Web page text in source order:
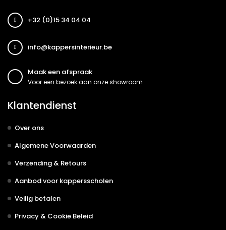
+32 (0)15 34 04 04
info@kappersinterieur.be
Maak een afspraak
Voor een bezoek aan onze showroom
Klantendienst
Over ons
Algemene Voorwaarden
Verzending & Retours
Aanbod voor kappersscholen
Veilig betalen
Privacy & Cookie Beleid